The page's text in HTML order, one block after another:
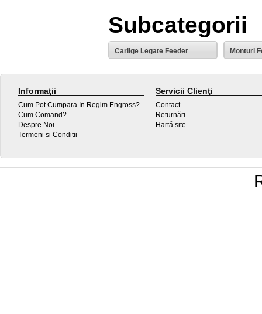
Subcategorii
Carlige Legate Feeder Monturi
Informaţii
Cum Pot Cumpara In Regim Engross?
Cum Comand?
Despre Noi
Termeni si Conditii
Servicii Clienţi
Contact
Returnări
Hartă site